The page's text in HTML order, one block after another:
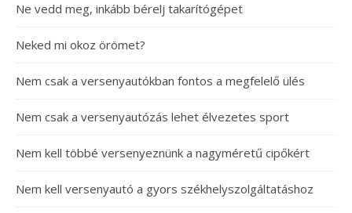
Ne vedd meg, inkább bérelj takarítógépet
Neked mi okoz örömet?
Nem csak a versenyautókban fontos a megfelelő ülés
Nem csak a versenyautózás lehet élvezetes sport
Nem kell többé versenyeznünk a nagyméretű cipőkért
Nem kell versenyautó a gyors székhelyszolgáltatáshoz